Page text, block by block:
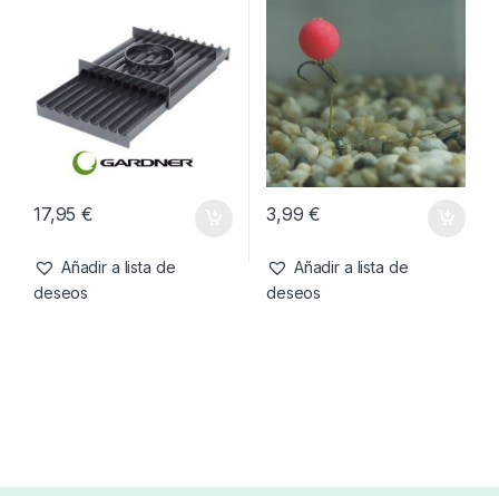
17,95€
Añadir a lista de
deseos
3,99€
Añadir a lista de
deseos